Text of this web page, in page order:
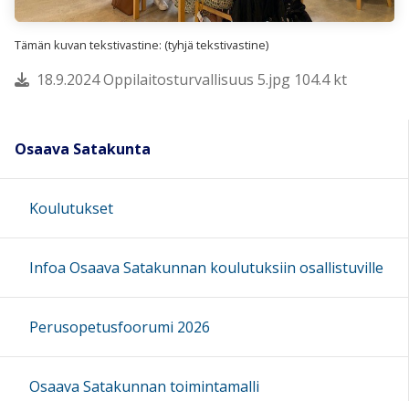
Tämän kuvan tekstivastine: (tyhjä tekstivastine)
18.9.2024 Oppilaitosturvallisuus 5.jpg 104.4 kt
Osaava Satakunta
Koulutukset
Infoa Osaava Satakunnan koulutuksiin osallistuville
Perusopetusfoorumi 2026
Osaava Satakunnan toimintamalli